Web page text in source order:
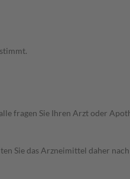
fragen Sie Ihren Arzt oder
Sie das Arzneimittel daher